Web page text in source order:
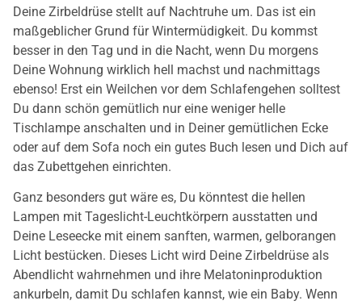
Deine Zirbeldrüse stellt auf Nachtruhe um. Das ist ein
maßgeblicher Grund für Wintermüdigkeit. Du kommst
besser in den Tag und in die Nacht, wenn Du morgens
Deine Wohnung wirklich hell machst und nachmittags
ebenso! Erst ein Weilchen vor dem Schlafengehen solltest
Du dann schön gemütlich nur eine weniger helle
Tischlampe anschalten und in Deiner gemütlichen Ecke
oder auf dem Sofa noch ein gutes Buch lesen und Dich auf
das Zubettgehen einrichten.
Ganz besonders gut wäre es, Du könntest die hellen
Lampen mit Tageslicht-Leuchtkörpern ausstatten und
Deine Leseecke mit einem sanften, warmen, gelborangen
Licht bestücken. Dieses Licht wird Deine Zirbeldrüse als
Abendlicht wahrnehmen und ihre Melatoninproduktion
ankurbeln, damit Du schlafen kannst, wie ein Baby. Wenn